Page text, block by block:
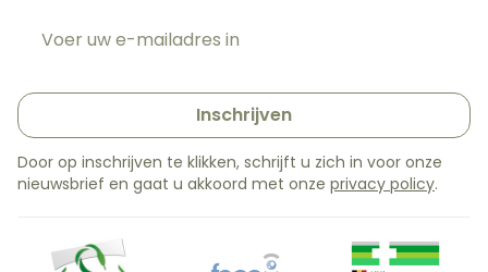
Inschrijven
Door op inschrijven te klikken, schrijft u zich in voor onze
nieuwsbrief en gaat u akkoord met onze privacy policy.